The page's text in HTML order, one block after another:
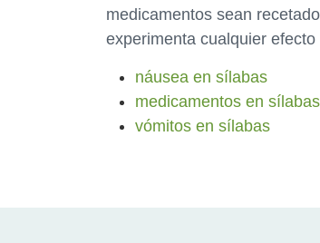
medicamentos sean
experimenta cualquier
náusea en sílabas
medicamentos en sílabas
vómitos en sílabas